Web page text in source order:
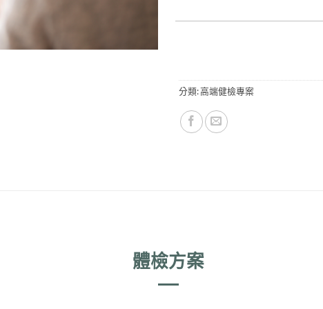
分類:高端健檢專案
體檢方案